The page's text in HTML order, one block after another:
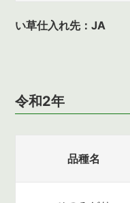
い草仕入れ先：JA
令和2年
品種名